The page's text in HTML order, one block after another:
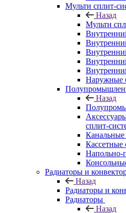
Мульти сплит-
Назад
Мульти
Наружные
Назад
сплит-
Канальные
Кассетные
Напольно-
Радиаторы и
Назад
Радиаторы и
Радиаторы
Назад